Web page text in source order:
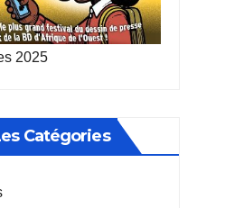
2025
Catégories